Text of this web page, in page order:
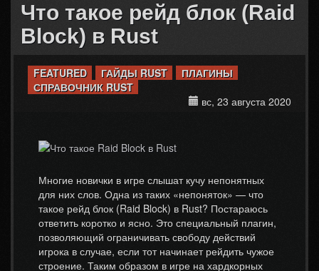
Что такое рейд блок (Raid
Block) в Rust
FEATURED ГАЙДЫ RUST
ПЛАГИНЫ
СПРАВОЧНИК RUST
вс, 23 августа 2020
Многие новички в игре слышат кучу непонятных
для них слов. Одна из таких «непоняток» — что
такое рейд блок (Raid Block) в Rust? Постараюсь
ответить коротко и ясно. Это специальный плагин,
позволяющий ограничивать свободу действий
игрока в случае, если тот начинает рейдить чужое
строение. Таким образом в игре на хардкорных